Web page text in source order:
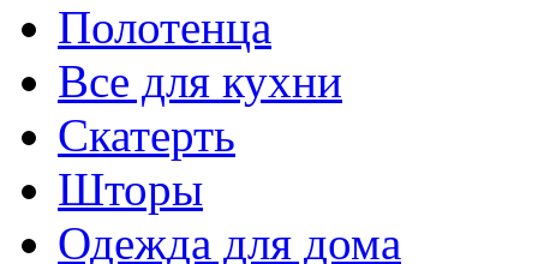
Полотенца
Все для кухни
Скатерть
Шторы
Одежда для дома